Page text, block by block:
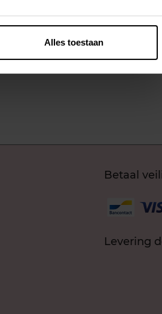
Alles toestaan
Betaal
Levering